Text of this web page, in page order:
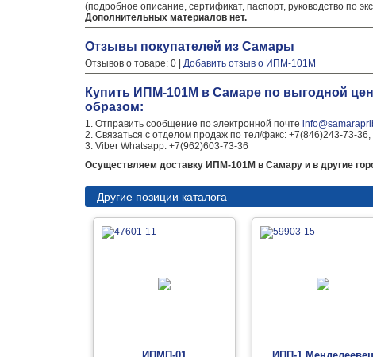
(подробное описание, сертификат, паспорт, руководство по
Дополнительных материалов нет.
Отзывы покупателей из Самары
Отзывов о товаре: 0 | Добавить отзыв о ИПМ-101М
Купить ИПМ-101М в Самаре по выгодной
образом:
1. Отправить сообщение по электронной почте
2. Связаться с отделом продаж по тел/факс: +7(846)243-73-
3. Viber Whatsapp: +7(962)603-73-36
Осуществляем доставку ИПМ-101М в Самару и в другие
Другие позиции каталога